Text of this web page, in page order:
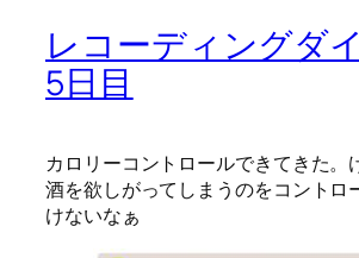
レコーディングダ
5日目
カロリーコントロールできてきた。
酒を欲しがってしまうのをコントロ
けないなぁ